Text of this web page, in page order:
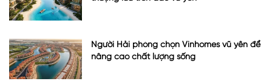
Người Hải phòng chọn Vinhomes vũ yên để
nâng cao chất lượng sống